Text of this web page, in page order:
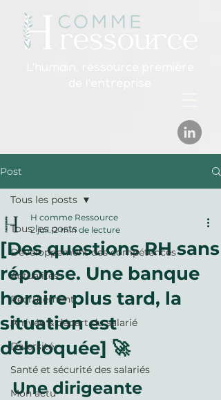
Post
Tous les posts
Développement des compétences
Actualités
Recrutement
Arrivée & départ du salarié
Diversité
Santé et sécurité des salariés
Mon actu
Tous les posts
[Des questions RH sans
réponse. Une banque
horaire plus tard, la
situation est
débloquée] 🚀
H comme Ressource
2 juil. 2 min de lecture
Une dirigeante